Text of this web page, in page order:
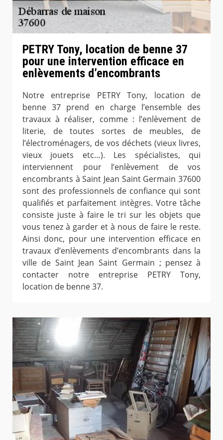
PETRY Tony, location de benne 37
pour une intervention efficace en
enlèvements d’encombrants
Notre entreprise PETRY Tony, location de
benne 37 prend en charge l’ensemble des
travaux à réaliser, comme : l’enlèvement de
literie, de toutes sortes de meubles, de
l’électroménagers, de vos déchets (vieux livres,
vieux jouets etc…). Les spécialistes, qui
interviennent pour l’enlèvement de vos
encombrants à Saint Jean Saint Germain 37600
sont des professionnels de confiance qui sont
qualifiés et parfaitement intègres. Votre tâche
consiste juste à faire le tri sur les objets que
vous tenez à garder et à nous de faire le reste.
Ainsi donc, pour une intervention efficace en
travaux d’enlèvements d’encombrants dans la
ville de Saint Jean Saint Germain ; pensez à
contacter notre entreprise PETRY Tony,
location de benne 37.